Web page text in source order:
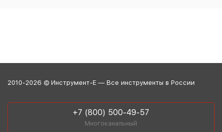
2010-2026 © Инструмент-Е — Все инструменты в России
+7 (800) 500-49-57
Многоканальный